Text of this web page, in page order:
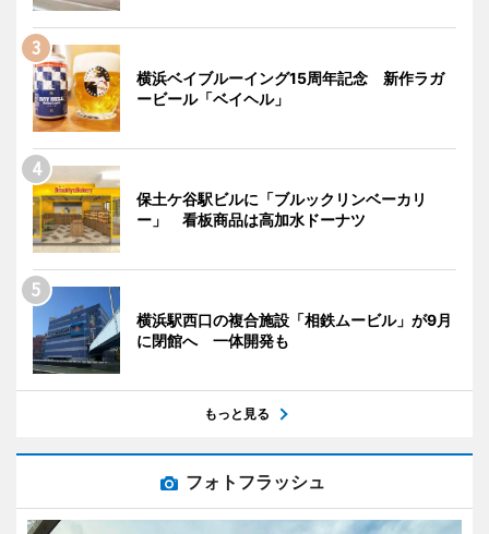
横浜ベイブルーイング15周年記念 新作ラガ
ービール「ベイヘル」
保土ケ谷駅ビルに「ブルックリンベーカリ
ー」 看板商品は高加水ドーナツ
横浜駅西口の複合施設「相鉄ムービル」が9月
に閉館へ 一体開発も
もっと見る
フォトフラッシュ